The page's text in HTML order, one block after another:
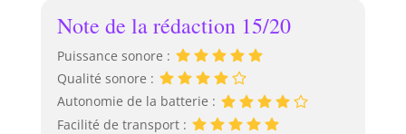
Note de la rédaction 15/20
Puissance sonore :
Qualité sonore :
Autonomie de la batterie :
Facilité de transport :